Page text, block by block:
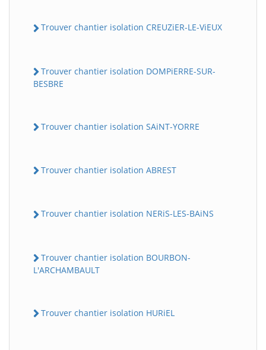
Trouver chantier isolation CREUZiER-LE-ViEUX
Trouver chantier isolation DOMPiERRE-SUR-
BESBRE
Trouver chantier isolation SAiNT-YORRE
Trouver chantier isolation ABREST
Trouver chantier isolation NERiS-LES-BAiNS
Trouver chantier isolation BOURBON-
L'ARCHAMBAULT
Trouver chantier isolation HURiEL